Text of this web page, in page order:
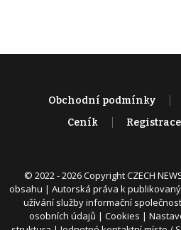
Obchodní podmínky
Ceník
Registrace
© 2022 - 2026 Copyright CZECH
obsahu | Autorská práva k
užívání služby informační
osobních údajů | Cookies |